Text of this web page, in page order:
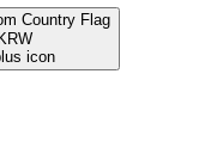
KRW